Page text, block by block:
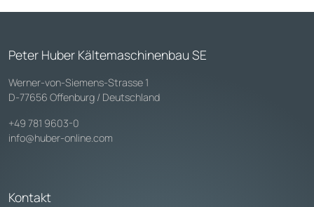
Peter Huber Kältemaschinenbau SE
Werner-von-Siemens-Strasse 1
D-77656 Offenburg / Deutschland
+49 781 9603-0
info@huber-online.com
Kontakt